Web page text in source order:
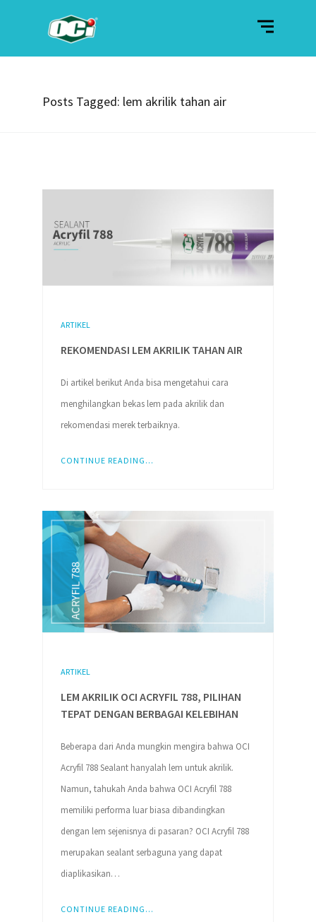
Posts Tagged: lem akrilik tahan air
ARTIKEL
REKOMENDASI LEM AKRILIK TAHAN AIR
Di artikel berikut Anda bisa mengetahui cara
menghilangkan bekas lem pada akrilik dan
rekomendasi merek terbaiknya.
CONTINUE READING...
ARTIKEL
LEM AKRILIK OCI ACRYFIL 788, PILIHAN
TEPAT DENGAN BERBAGAI KELEBIHAN
Beberapa dari Anda mungkin mengira bahwa OCI
Acryfil 788 Sealant hanyalah lem untuk akrilik.
Namun, tahukah Anda bahwa OCI Acryfil 788
memiliki performa luar biasa dibandingkan
dengan lem sejenisnya di pasaran? OCI Acryfil 788
merupakan sealant serbaguna yang dapat
diaplikasikan…
CONTINUE READING...